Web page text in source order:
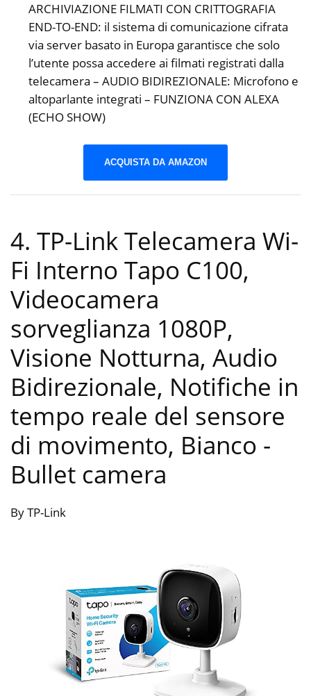
ARCHIVIAZIONE FILMATI CON CRITTOGRAFIA
END-TO-END: il sistema di comunicazione cifrata
via server basato in Europa garantisce che solo
l’utente possa accedere ai filmati registrati dalla
telecamera – AUDIO BIDIREZIONALE: Microfono e
altoparlante integrati – FUNZIONA CON ALEXA
(ECHO SHOW)
ACQUISTA DA AMAZON
4. TP-Link Telecamera Wi-
Fi Interno Tapo C100,
Videocamera
sorveglianza 1080P,
Visione Notturna, Audio
Bidirezionale, Notifiche in
tempo reale del sensore
di movimento, Bianco -
Bullet camera
By TP-Link